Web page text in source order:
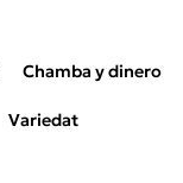
Chamba y dinero
Variedat